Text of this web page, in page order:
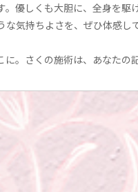
優しくも大胆に、全身を駆
気持ちよさを、ぜひ体感し
。さくの施術は、あなたの